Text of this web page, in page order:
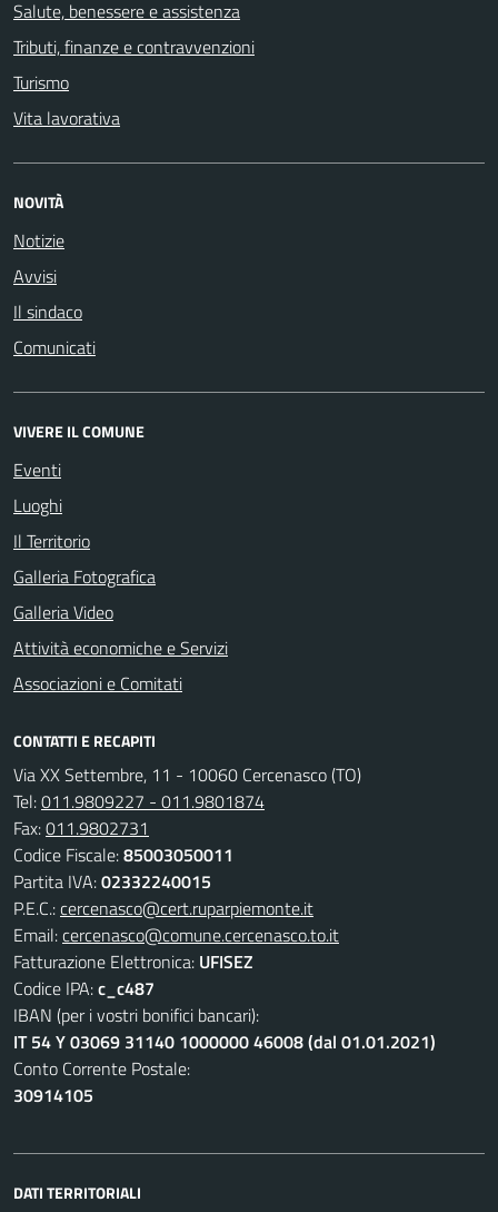
Salute, benessere e assistenza
Tributi, finanze e contravvenzioni
Turismo
Vita lavorativa
NOVITÀ
Notizie
Avvisi
Il sindaco
Comunicati
VIVERE IL COMUNE
Eventi
Luoghi
Il Territorio
Galleria Fotografica
Galleria Video
Attività economiche e Servizi
Associazioni e Comitati
CONTATTI E RECAPITI
Via XX Settembre, 11 - 10060 Cercenasco (TO)
Tel:011.9809227 - 011.9801874
Fax:011.9802731
Codice Fiscale:85003050011
Partita IVA:02332240015
P.E.C.:cercenasco@cert.ruparpiemonte.it
Email:cercenasco@comune.cercenasco.to.it
Fatturazione Elettronica: UFISEZ
Codice IPA:c_c487
IBAN (per i vostri bonifici bancari):
IT 54 Y 03069 31140 1000000 46008 (dal 01.01.2021)
Conto Corrente Postale:
30914105
DATI TERRITORIALI